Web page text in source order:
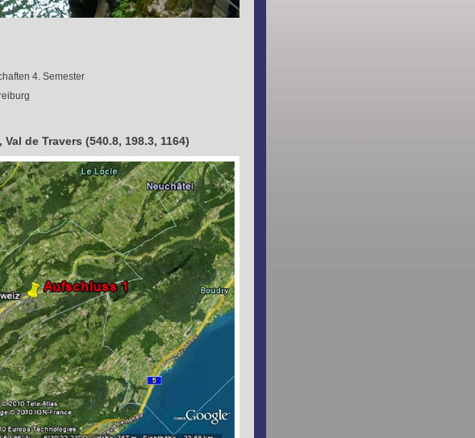
4. Semester
de Travers (540.8, 198.3, 1164)